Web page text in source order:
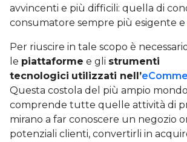
avvincenti e più difficili: quella di
consumatore sempre più esigente e
Per riuscire in tale scopo è
le piattaforme e gli strumenti
tecnologici utilizzati nell’
Questa costola del più ampio
comprende tutte quelle attività di
mirano a far conoscere un negozio
potenziali clienti, convertirli in